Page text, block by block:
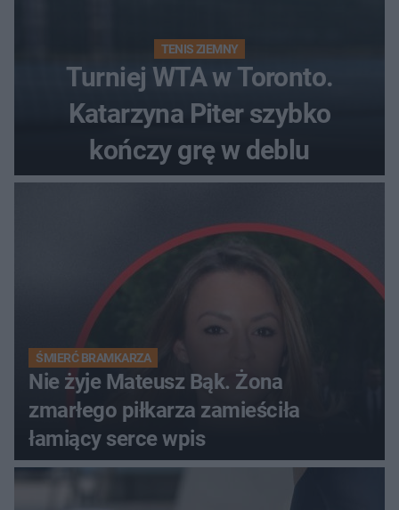
TENIS ZIEMNY
Turniej WTA w Toronto.
Katarzyna Piter szybko
kończy grę w deblu
ŚMIERĆ BRAMKARZA
Nie żyje Mateusz Bąk. Żona
zmarłego piłkarza zamieściła
łamiący serce wpis